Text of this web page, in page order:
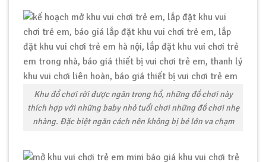
Khu đồ chơi rời được ngăn trong hồ, những đồ chơi này
thích hợp với những baby nhỏ tuổi chơi những đồ chơi nhẹ
nhàng. Đặc biệt ngăn cách nên không bị bé lớn va chạm